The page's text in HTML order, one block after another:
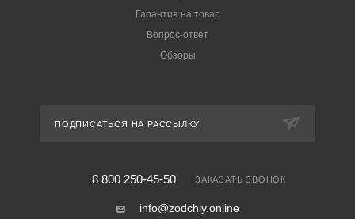
Гарантия на товар
Вопрос-ответ
Обзоры
ПОДПИСАТЬСЯ НА РАССЫЛКУ
8 800 250-45-50 ЗАКАЗАТЬ ЗВОНОК
info@zodchiy.online